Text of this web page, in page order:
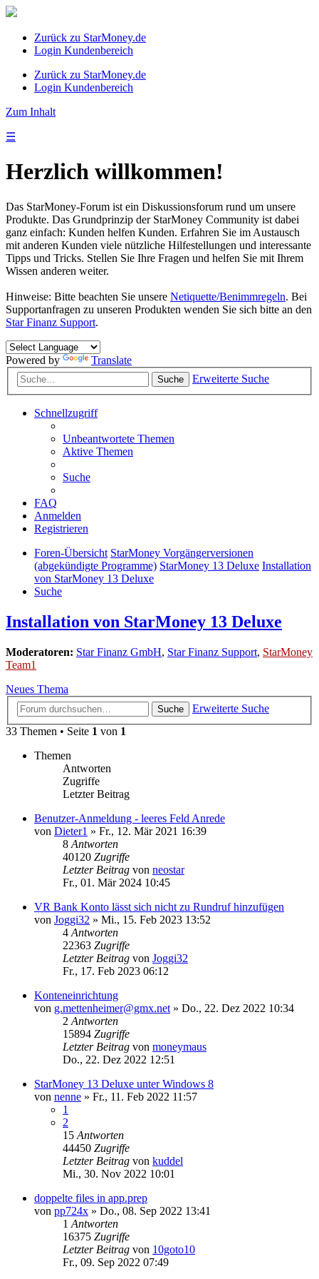
Zurück zu StarMoney.de
Login Kundenbereich
Zurück zu StarMoney.de
Login Kundenbereich
Zum Inhalt
☰
Herzlich willkommen!
Das StarMoney-Forum ist ein Diskussionsforum rund um unsere
Produkte. Das Grundprinzip der StarMoney Community ist dabei
ganz einfach: Kunden helfen Kunden. Erfahren Sie im Austausch
mit anderen Kunden viele nützliche Hilfestellungen und interessante
Tipps und Tricks. Stellen Sie Ihre Fragen und helfen Sie mit Ihrem
Wissen anderen weiter.
Hinweise: Bitte beachten Sie unsere Netiquette/Benimmregeln. Bei
Supportanfragen zu unseren Produkten wenden Sie sich bitte an den
Star Finanz Support.
Powered by Translate
Suche Erweiterte Suche
Schnellzugriff
Unbeantwortete Themen
Aktive Themen
Suche
FAQ
Anmelden
Registrieren
Foren-Übersicht StarMoney Vorgängerversionen
(abgekündigte Programme) StarMoney 13 Deluxe Installation
von StarMoney 13 Deluxe
Suche
Installation von StarMoney 13 Deluxe
Moderatoren: Star Finanz GmbH, Star Finanz Support, StarMoney
Team1
Neues Thema
Suche
Erweiterte Suche
33 Themen • Seite 1 von 1
Themen
Antworten
Zugriffe
Letzter Beitrag
Benutzer-Anmeldung - leeres Feld Anrede
von Dieter1 » Fr., 12. Mär 2021 16:39
8 Antworten
40120 Zugriffe
Letzter Beitrag von neostar
Fr., 01. Mär 2024 10:45
VR Bank Konto lässt sich nicht zu Rundruf hinzufügen
von Joggi32 » Mi., 15. Feb 2023 13:52
4 Antworten
22363 Zugriffe
Letzter Beitrag von Joggi32
Fr., 17. Feb 2023 06:12
Konteneinrichtung
von g.mettenheimer@gmx.net » Do., 22. Dez 2022 10:34
2 Antworten
15894 Zugriffe
Letzter Beitrag von moneymaus
Do., 22. Dez 2022 12:51
StarMoney 13 Deluxe unter Windows 8
von nenne » Fr., 11. Feb 2022 11:57
1
2
15 Antworten
44450 Zugriffe
Letzter Beitrag von kuddel
Mi., 30. Nov 2022 10:01
doppelte files in app.prep
von pp724x » Do., 08. Sep 2022 13:41
1 Antworten
16375 Zugriffe
Letzter Beitrag von 10goto10
Fr., 09. Sep 2022 07:49